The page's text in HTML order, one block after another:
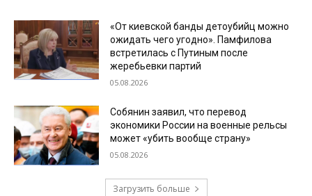
«От киевской банды детоубийц можно
ожидать чего угодно». Памфилова
встретилась с Путиным после
жеребьевки партий
05.08.2026
Собянин заявил, что перевод
экономики России на военные рельсы
может «убить вообще страну»
05.08.2026
Загрузить больше